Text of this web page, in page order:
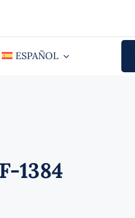
ESPAÑOL
1384